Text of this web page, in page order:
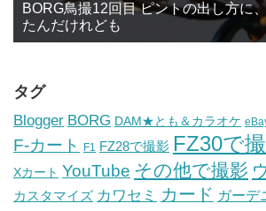
BORG鳥撮12回目 ピントの出し方に
たんだけれども
タグ
Blogger BORG DAM★とも＆カラオケ
F-カート F1 FZ28で撮影 FZ30で
Xカート YouTube その他で撮影
カスタマイズ カワセミ カード ガーデ